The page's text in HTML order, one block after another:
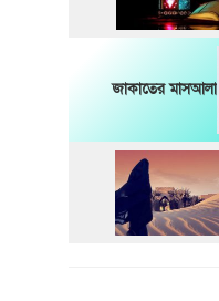
জাকাতের মাসআলা